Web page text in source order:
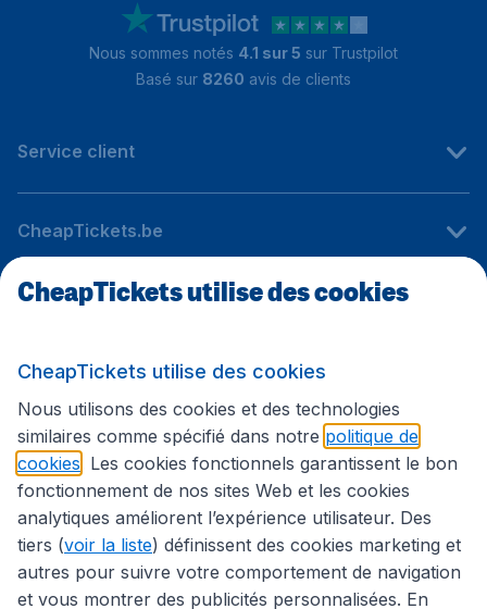
Nous sommes notés 4.1 sur 5 sur Trustpilot
Basé sur 8260 avis de clients
Service client
CheapTickets.be
Sites internationaux
Suivez CheapTickets.be
CheapTickets utilise des cookies
CheapTickets utilise des cookies
Nous utilisons des cookies et des technologies
similaires comme spécifié dans notre politique de
cookies . Les cookies fonctionnels garantissent le bon
fonctionnement de nos sites Web et les cookies
analytiques améliorent l’expérience utilisateur. Des
tiers (voir la liste) définissent des cookies marketing et
autres pour suivre votre comportement de navigation
et vous montrer des publicités personnalisées. En